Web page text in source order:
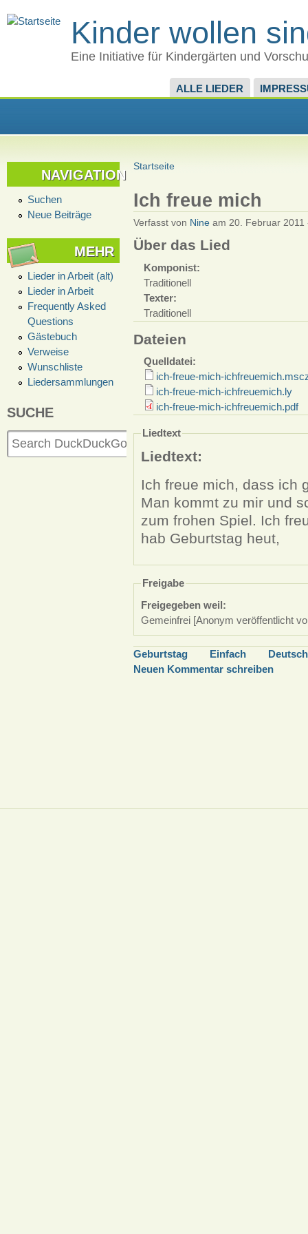
Kinder wollen
Eine Initiative für Kindergärten und
ALLE LIEDER
NAVIGATION
Suchen
Neue Beiträge
MEHR
Lieder in Arbeit (alt)
Lieder in Arbeit
Frequently Asked
Questions
Gästebuch
Verweise
Wunschliste
Liedersammlungen
SUCHE
Startseite
Ich freue mich
Verfasst von Nineam 20. Februar 2011
Über das Lied
Komponist:
Traditionell
Texter:
Traditionell
Dateien
Quelldatei:
ich-freue-mich-
ich-freue-mich-ichfreuemich.ly
ich-freue-mich-ichfreuemich.pdf
Liedtext
Liedtext:
Ich freue mich, dass ich
Man kommt zu mir und
zum frohen Spiel. Ich
hab Geburtstag heut,
Freigabe
Freigegeben weil:
Gemeinfrei [Anonym veröffentlicht
Geburtstag Einfach Deutsch
Neuen Kommentar schreiben